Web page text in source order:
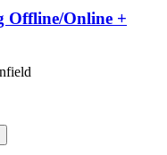
Offline/Online +